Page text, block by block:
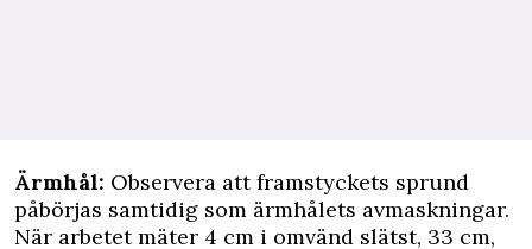
Ärmhål: Observera att framstyckets sprund
påbörjas samtidig som ärmhålets avmaskningar.
När arbetet mäter 4 cm i omvänd slätst, 33 cm,